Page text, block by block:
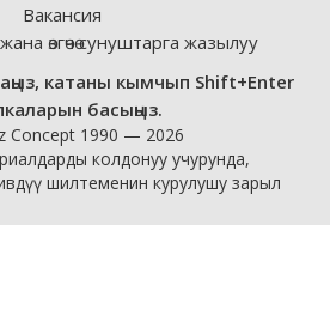
Вакансия
өзгөчө сунуштарга жазылуу
катаны кымчып Shift+Enter
басыңыз.
Concept 1990 — 2026
колдонуу учурунда,
шилтеменин курулушу зарыл